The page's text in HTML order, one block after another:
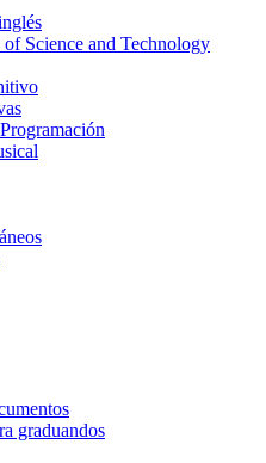
Science and Technology
graduandos